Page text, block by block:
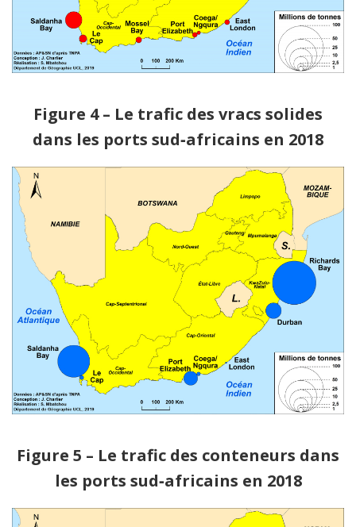
Figure 4 – Le trafic des vracs solides
dans les ports sud‑africains en 2018
Figure 5 – Le trafic des conteneurs dans
les ports sud‑africains en 2018